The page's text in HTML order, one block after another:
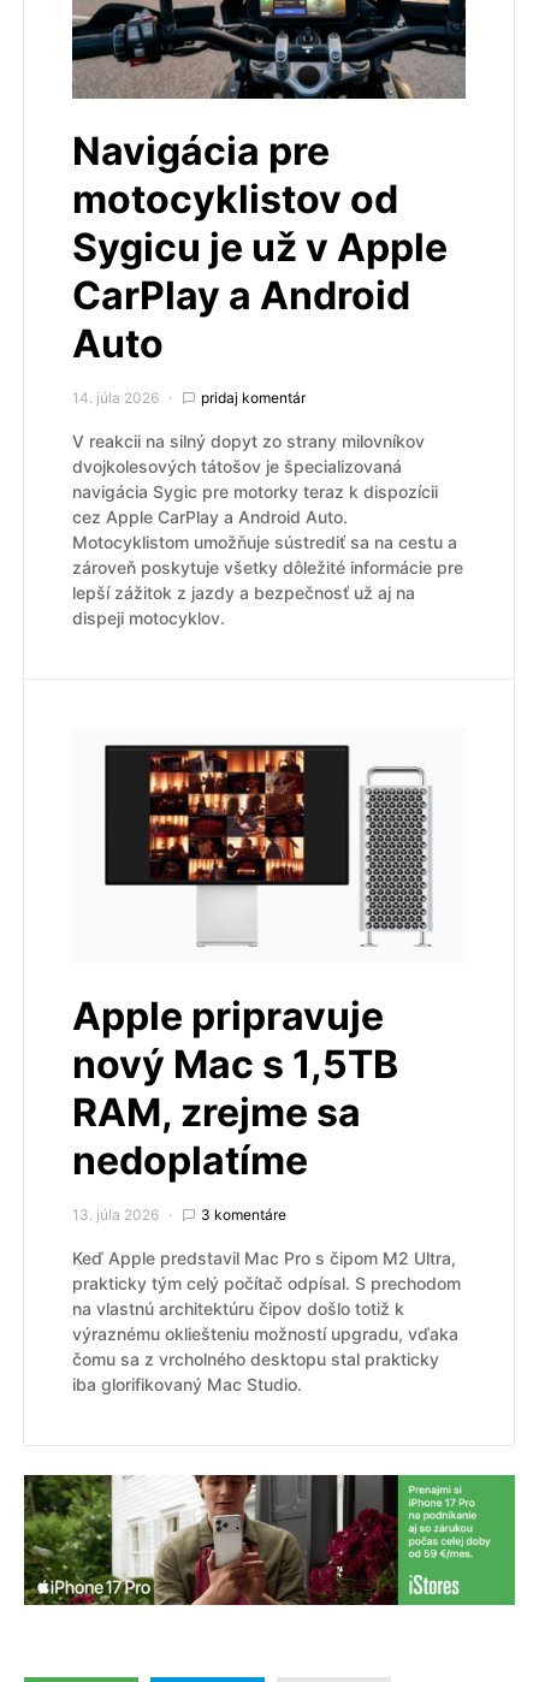
Navigácia pre
motocyklistov od
Sygicu je už v Apple
CarPlay a Android
Auto
14. júla 2026 pridaj komentár
V reakcii na silný dopyt zo strany milovníkov
dvojkolesových tátošov je špecializovaná
navigácia Sygic pre motorky teraz k dispozícii
cez Apple CarPlay a Android Auto.
Motocyklistom umožňuje sústrediť sa na cestu a
zároveň poskytuje všetky dôležité informácie pre
lepší zážitok z jazdy a bezpečnosť už aj na
dispeji motocyklov.
Apple pripravuje
nový Mac s 1,5TB
RAM, zrejme sa
nedoplatíme
13. júla 2026 3 komentáre
Keď Apple predstavil Mac Pro s čipom M2 Ultra,
prakticky tým celý počítač odpísal. S prechodom
na vlastnú architektúru čipov došlo totiž k
výraznému okliešteniu možností upgradu, vďaka
čomu sa z vrcholného desktopu stal prakticky
iba glorifikovaný Mac Studio.